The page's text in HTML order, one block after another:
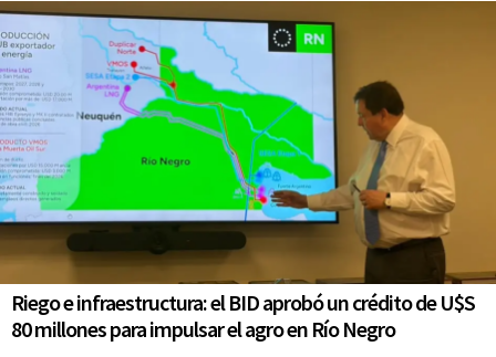
Riego e infraestructura: el BID aprobó un crédito de U$S
80 millones para impulsar el agro en Río Negro